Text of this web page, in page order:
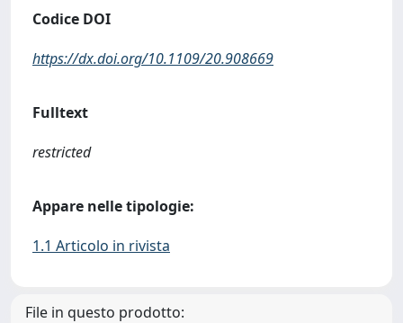
Codice DOI
https://dx.doi.org/10.1109/20.908669
Fulltext
restricted
Appare nelle tipologie:
1.1 Articolo in rivista
File in questo prodotto: